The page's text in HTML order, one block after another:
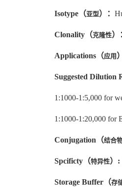
Isotype （亚型）：
Clonality （克隆性）
Applications （应用 ）
Suggested Dilution
1:1000-1:5,000 for
1:1000-1:20,000 for
Conjugation （结合
Spcificty （特异性） :
Storage Buffer （存